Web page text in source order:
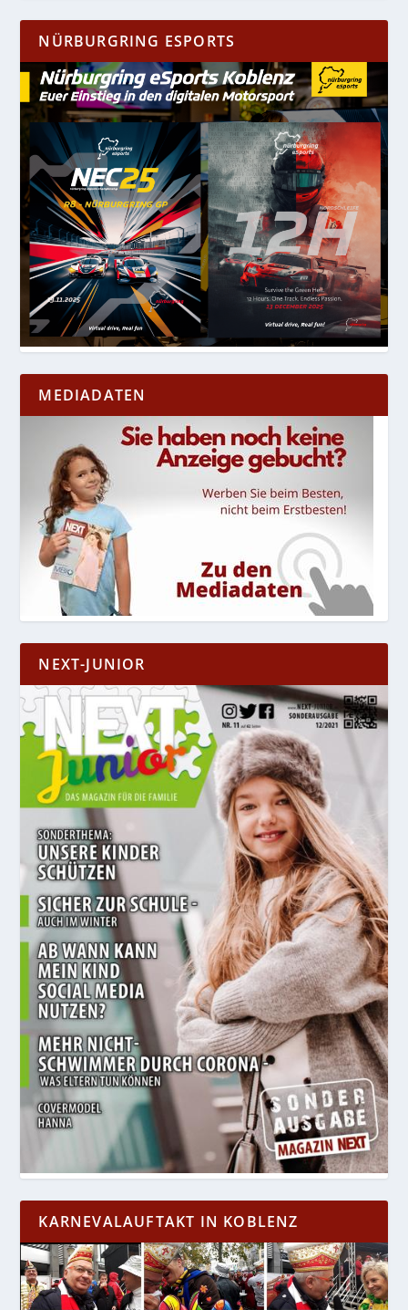
NÜRBURGRING ESPORTS
MEDIADATEN
NEXT-JUNIOR
KARNEVALAUFTAKT IN KOBLENZ